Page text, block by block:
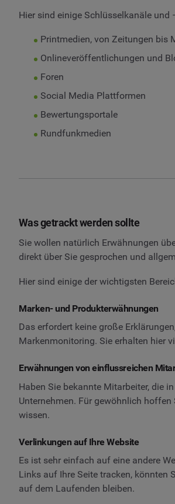
Hier sind einige Schlüsselkanäle und
Printmedien, von Zeitungen bis
Onlineveröffentlichungen und
Foren
Social Media Plattformen
Bewertungsportale
Rundfunkmedien
Was getrackt werden sollte
Sie wollen natürlich Erwähnungen
direkt über Sie gesprochen und
Hier sind einige der wichtigsten
Marken- und Produkterwähnungen
Das erfordert keine große
Markenmonitoring. Sie erhalten hier
Erwähnungen von einflussreichen
Haben Sie bekannte Mitarbeiter, die
Unternehmen. Für gewöhnlich
wissen.
Verlinkungen auf Ihre Website
Es ist sehr einfach auf eine andere
Links auf Ihre Seite tracken, könnten
auf dem Laufenden bleiben.